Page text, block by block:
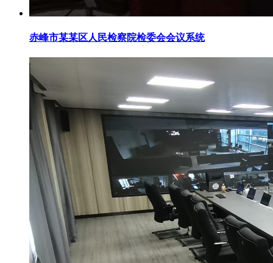
赤峰市某某区人民检察院检委会会议系统